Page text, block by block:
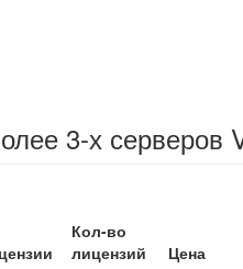
3-х серверов
Кол-во
лицензий
Цена